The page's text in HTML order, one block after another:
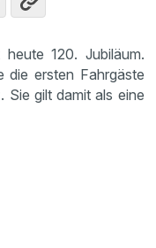
120. Jubiläum.
die ersten Fahrgäste
gilt damit als eine